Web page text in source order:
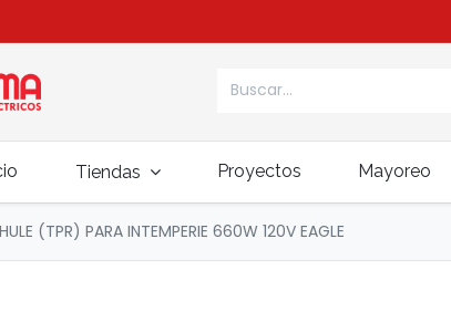
Tiendas Proyectos Mayoreo
(TPR) PARA INTEMPERIE 660W 120V EAGLE